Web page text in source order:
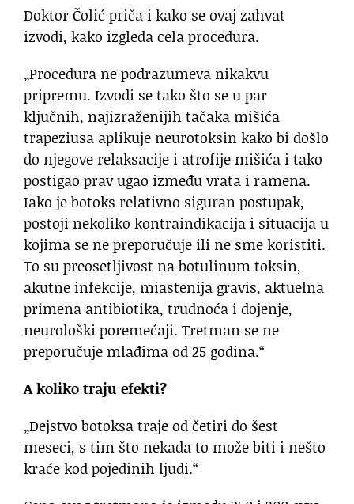
Doktor Čolić priča i kako se ovaj zahvat
izvodi, kako izgleda cela procedura.
„Procedura ne podrazumeva nikakvu
pripremu. Izvodi se tako što se u par
ključnih, najizraženijih tačaka mišića
trapeziusa aplikuje neurotoksin kako bi došlo
do njegove relaksacije i atrofije mišića i tako
postigao prav ugao između vrata i ramena.
Iako je botoks relativno siguran postupak,
postoji nekoliko kontraindikacija i situacija u
kojima se ne preporučuje ili ne sme koristiti.
To su preosetljivost na botulinum toksin,
akutne infekcije, miastenija gravis, aktuelna
primena antibiotika, trudnoća i dojenje,
neurološki poremećaji. Tretman se ne
preporučuje mlađima od 25 godina.“
A koliko traju efekti?
„Dejstvo botoksa traje od četiri do šest
meseci, s tim što nekada to može biti i nešto
kraće kod pojedinih ljudi.“